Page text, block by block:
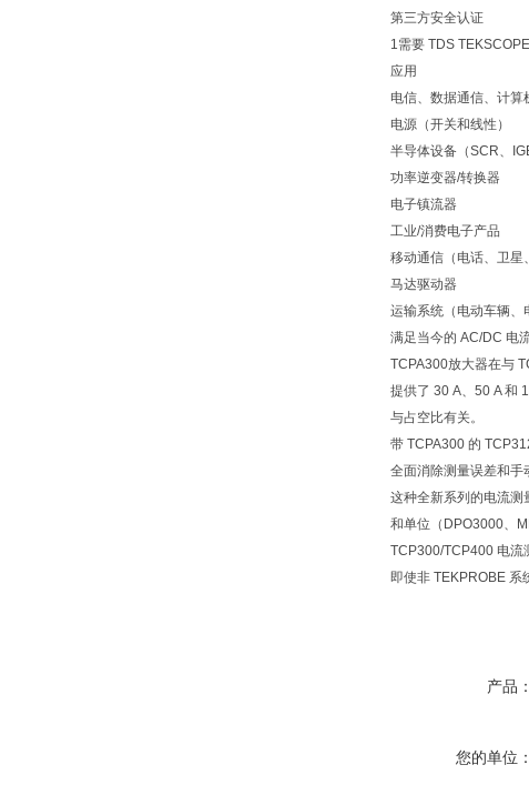
第三方安全认证
1需要 TDS
应用
电信、数据通信、计算
电源（开关和线性）
半导体设备（SCR、
功率逆变器/转换器
电子镇流器
工业/消费电子产品
移动通信（电话、卫星
马达驱动器
运输系统（电动车辆、
满足当今的 AC/DC 电
TCPA300放大器在与
提供了 30 A、50 A 和
与占空比有关。
带 TCPA300 的
全面消除测量误差和手
这种全新系列的电流
和单位（DPO3000、
TCP300/TCP400 电流
即使非 TEKPROBE 系
产品：
您的单位：